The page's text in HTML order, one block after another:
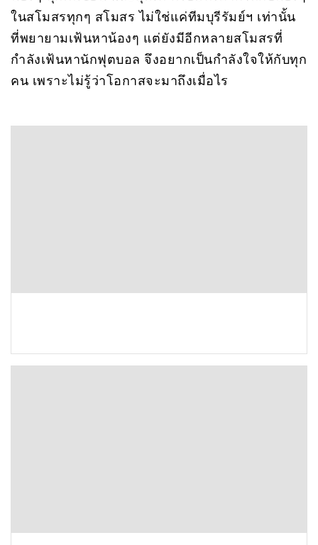
ในสโมสรทุกๆ สโมสร ไม่ใช่แค่ทีมบุรีรัมย์ฯ เท่านั้น
ที่พยายามเฟ้นหาน้องๆ แต่ยังมีอีกหลายสโมสรที่
กำลังเฟ้นหานักฟุตบอล จึงอยากเป็นกำลังใจให้กับทุก
คน เพราะไม่รู้ว่าโอกาสจะมาถึงเมื่อไร